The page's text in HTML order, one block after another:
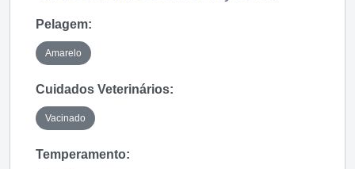
Pelagem:
Amarelo
Cuidados Veterinários:
Vacinado
Temperamento: